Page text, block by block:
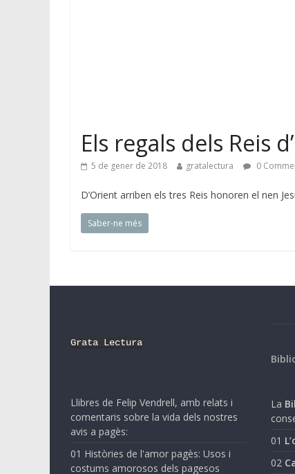
Els regals dels Reis
5 de gener de 2018 gratalectura 0
D’Orient arriben els tres Reis honoren el nen
Saber-ne més
Grata Lectura
Llibres de Felip Vendrell, amb relats i
comentaris sobre la vida dels nostres
avis a pagès:
01 Històries de l'amor pagès: Usos i
costums amorosos dels pagesos
La
01
02